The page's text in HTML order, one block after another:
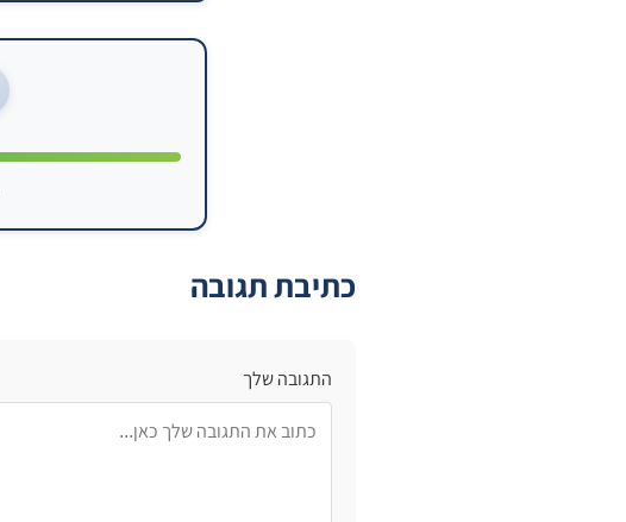
כתיבת תגובה